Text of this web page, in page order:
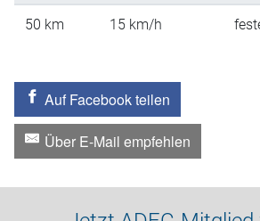
50 km 15 km/h
Auf Facebook teilen
Über E-Mail empfehlen